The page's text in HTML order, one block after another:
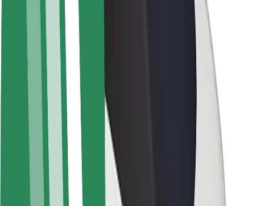
Om Bolt
Hållbarhet på Bolt
Projekt Zero
Blogg
Nyhetsrum
Riktlinjer för varumärket
Uppdrag
Investerarrelationer
Ledning
Varumärke